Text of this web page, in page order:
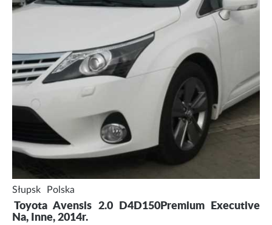
Słupsk Polska
Toyota Avensis 2.0 D4D150Premium Executive
Na, Inne, 2014r.